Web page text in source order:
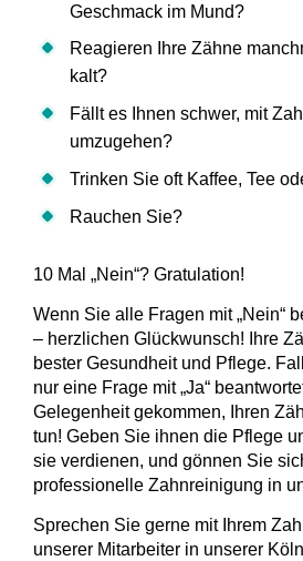
Geschmack im Mund?
Reagieren Ihre Zähne
kalt?
Fällt es Ihnen schwer, mit
umzugehen?
Trinken Sie oft Kaffee, Tee
Rauchen Sie?
10 Mal „Nein“? Gratulation!
Wenn Sie alle Fragen mit „Nein“
– herzlichen Glückwunsch! Ihre
bester Gesundheit und Pflege.
nur eine Frage mit „Ja“
Gelegenheit gekommen, Ihren
tun! Geben Sie ihnen die Pflege
sie verdienen, und gönnen Sie
professionelle Zahnreinigung in
Sprechen Sie gerne mit Ihrem
unserer Mitarbeiter in unserer